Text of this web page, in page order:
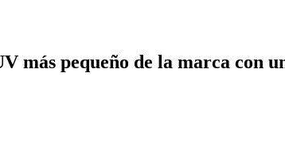
más pequeño de la marca con